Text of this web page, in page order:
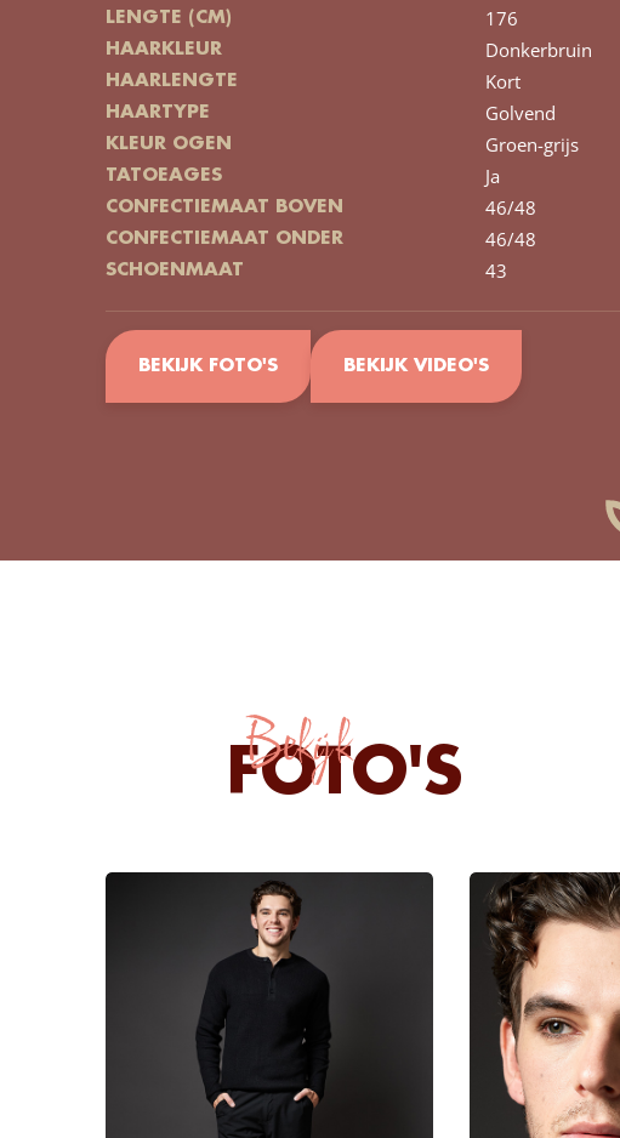
LENGTE (CM) 176
HAARKLEUR Donkerbruin
HAARLENGTE Kort
HAARTYPE Golvend
KLEUR OGEN Groen-grijs
TATOEAGES Ja
CONFECTIEMAAT BOVEN 46/48
CONFECTIEMAAT ONDER 46/48
SCHOENMAAT 43
BEKIJK FOTO'S BEKIJK VIDEO'S
Bekijk
FOTO'S